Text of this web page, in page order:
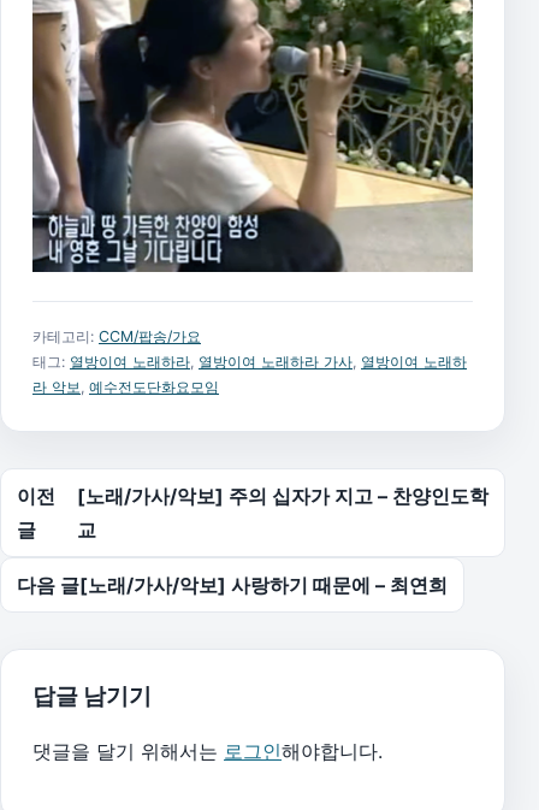
카테고리: CCM/팝송/가요
태그: 열방이여 노래하라 열방이여 노래하라 가사 열방이여 노래하
라 악보 예수전도단화요모임
글 탐색
이전
글
[노래/가사/악보] 주의 십자가 지고 – 찬양인도학
교
다음 글[노래/가사/악보] 사랑하기 때문에 – 최연희
답글 남기기
댓글을 달기 위해서는 로그인해야합니다.